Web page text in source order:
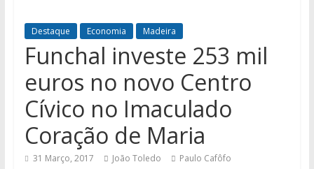
Destaque Economia Madeira
Funchal investe 253 mil
euros no novo Centro
Cívico no Imaculado
Coração de Maria
31 Março, 2017 João Toledo Paulo Cafôfo